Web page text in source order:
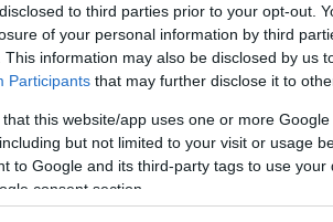
to third parties prior to your opt-out.
of your personal information by third
This information may also be disclosed by us
Participants that may further disclose it to
that this website/app uses one or more
but not limited to your visit or usage
to Google and its third-party tags to use
consent section.
εξέταση δείγματος από
άνδρα που νοσηλεύεται στο
ανιχνεύθηκε ιός Ευλογιάς
ενώ το δείγμα βρέθηκε
ελέγχους για τον ιό
(varicella – chickenpox).